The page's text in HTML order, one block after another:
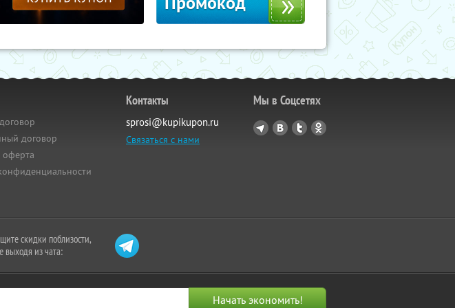
договор
оферта
Контакты
sprosi@kupikupon.ru
Связаться с нами
Мы в Соцсетях
скидки поблизости,
выходя из чата: